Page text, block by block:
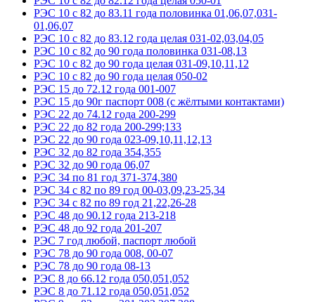
РЭС 10 с 82 до 83.11 года половинка 01,06,07,031-
01,06,07
РЭС 10 с 82 до 83.12 года целая 031-02,03,04,05
РЭС 10 с 82 до 90 года половинка 031-08,13
РЭС 10 с 82 до 90 года целая 031-09,10,11,12
РЭС 10 с 82 до 90 года целая 050-02
РЭС 15 до 72.12 года 001-007
РЭС 15 до 90г паспорт 008 (с жёлтыми контактами)
РЭС 22 до 74.12 года 200-299
РЭС 22 до 82 года 200-299;133
РЭС 22 до 90 года 023-09,10,11,12,13
РЭС 32 до 82 года 354,355
РЭС 32 до 90 года 06,07
РЭС 34 по 81 год 371-374,380
РЭС 34 с 82 по 89 год 00-03,09,23-25,34
РЭС 34 с 82 по 89 год 21,22,26-28
РЭС 48 до 90.12 года 213-218
РЭС 48 до 92 года 201-207
РЭС 7 год любой, паспорт любой
РЭС 78 до 90 года 008, 00-07
РЭС 78 до 90 года 08-13
РЭС 8 до 66.12 года 050,051,052
РЭС 8 до 71.12 года 050,051,052